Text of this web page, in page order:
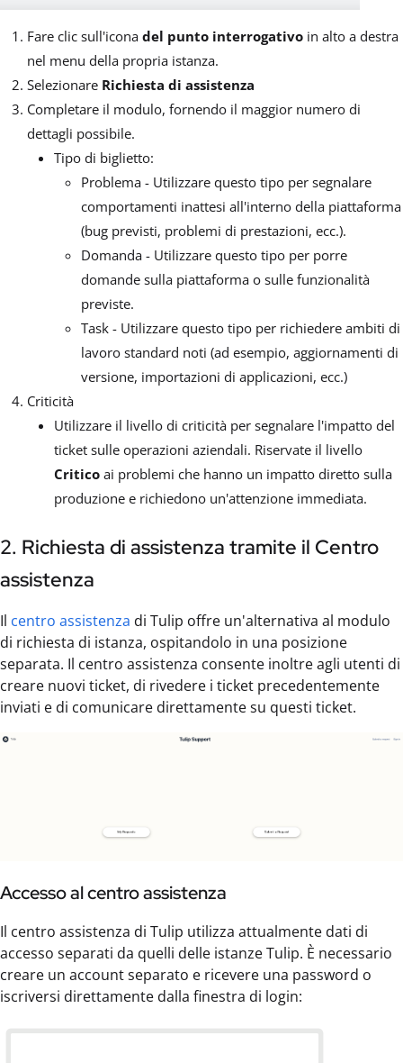
Fare clic sull'icona del punto interrogativo in alto a destra
nel menu della propria istanza.
Selezionare Richiesta di assistenza
Completare il modulo, fornendo il maggior numero di
dettagli possibile.
Tipo di biglietto:
Problema - Utilizzare questo tipo per segnalare
comportamenti inattesi all'interno della piattaforma
(bug previsti, problemi di prestazioni, ecc.).
Domanda - Utilizzare questo tipo per porre
domande sulla piattaforma o sulle funzionalità
previste.
Task - Utilizzare questo tipo per richiedere ambiti di
lavoro standard noti (ad esempio, aggiornamenti di
versione, importazioni di applicazioni, ecc.)
Criticità
Utilizzare il livello di criticità per segnalare l'impatto del
ticket sulle operazioni aziendali. Riservate il livello
Critico ai problemi che hanno un impatto diretto sulla
produzione e richiedono un'attenzione immediata.
2. Richiesta di assistenza tramite il Centro
assistenza
Il centro assistenza di Tulip offre un'alternativa al modulo
di richiesta di istanza, ospitandolo in una posizione
separata. Il centro assistenza consente inoltre agli utenti di
creare nuovi ticket, di rivedere i ticket precedentemente
inviati e di comunicare direttamente su questi ticket.
Accesso al centro assistenza
Il centro assistenza di Tulip utilizza attualmente dati di
accesso separati da quelli delle istanze Tulip. È necessario
creare un account separato e ricevere una password o
iscriversi direttamente dalla finestra di login: